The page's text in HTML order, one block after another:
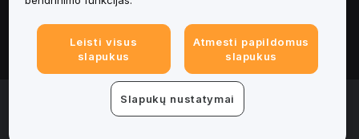
Teisinė informacija
© 2025-2026 Bybit.eu. All rights reserved.
Leisti visus
slapukus
Atmesti papildomus
slapukus
Slapukų nustatymai